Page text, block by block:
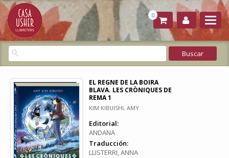
0
EL REGNE DE LA BOIRA
BLAVA. LES CRÒNIQUES DE
REMA 1
KIM KIBUISHI, AMY
Editorial:
ANDANA
Traducción:
LLISTERRI, ANNA